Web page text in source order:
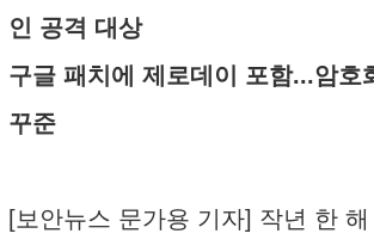
인 공격 대상
구글 패치에 제로데이 포함...암호
꾸준
[보안뉴스 문가용 기자] 작년 한